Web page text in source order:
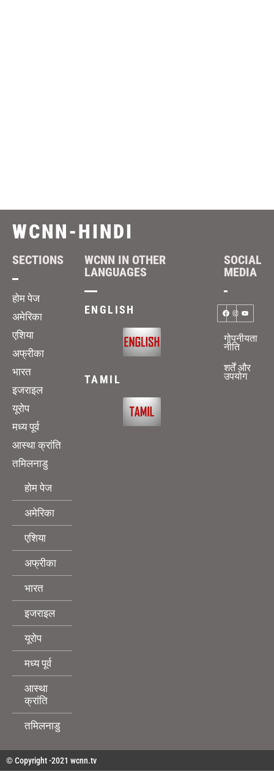
WCNN-HINDI
SECTIONS
होम पेज
अमेरिका
एशिया
अफ्रीका
भारत
इजराइल
यूरोप
मध्य पूर्व
आस्था क्रांति
तमिलनाडु
होम पेज
अमेरिका
एशिया
अफ्रीका
भारत
इजराइल
यूरोप
मध्य पूर्व
आस्था
क्रांति
तमिलनाडु
WCNN IN OTHER
LANGUAGES
ENGLISH
TAMIL
SOCIAL
MEDIA
गोपनीयता
नीति
शर्तें और
उपयोग
© Copyright -2021 wcnn.tv